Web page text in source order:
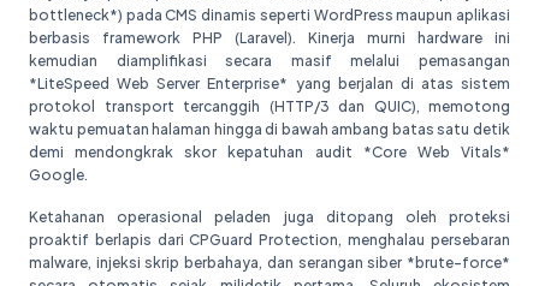
bottleneck*) pada CMS dinamis seperti WordPress maupun aplikasi
berbasis framework PHP (Laravel). Kinerja murni hardware ini
kemudian diamplifikasi secara masif melalui pemasangan
*LiteSpeed Web Server Enterprise* yang berjalan di atas sistem
protokol transport tercanggih (HTTP/3 dan QUIC), memotong
waktu pemuatan halaman hingga di bawah ambang batas satu detik
demi mendongkrak skor kepatuhan audit *Core Web Vitals*
Google.
Ketahanan operasional peladen juga ditopang oleh proteksi
proaktif berlapis dari CPGuard Protection, menghalau persebaran
malware, injeksi skrip berbahaya, dan serangan siber *brute-force*